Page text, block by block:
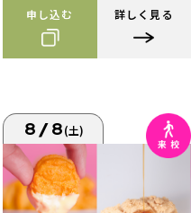
申し込む 詳しく見る
8/8(土)